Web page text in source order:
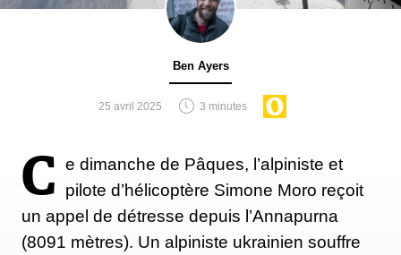
Ben Ayers
25 avril 2025 3 minutes
C e dimanche de Pâques, l’alpiniste et
pilote d’hélicoptère Simone Moro reçoit
un appel de détresse depuis l’Annapurna
(8091 mètres). Un alpiniste ukrainien souffre